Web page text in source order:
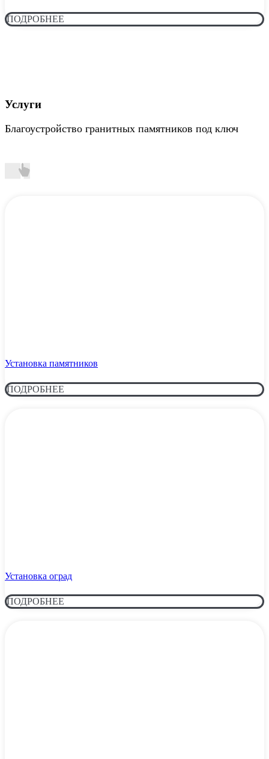
ПОДРОБНЕЕ
Услуги
Благоустройство гранитных памятников под ключ
Установка памятников
ПОДРОБНЕЕ
Установка оград
ПОДРОБНЕЕ